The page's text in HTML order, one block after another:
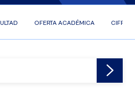
OFERTA ACADÉMICA CIFRAS